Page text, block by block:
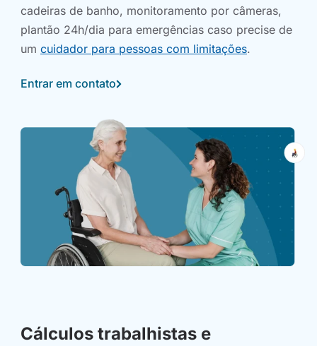
cadeiras de banho, monitoramento por câmeras,
plantão 24h/dia para emergências caso precise de
um cuidador para pessoas com limitações.
Entrar em contato
Cálculos trabalhistas e